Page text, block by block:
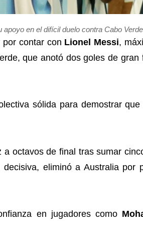
en el difícil duelo contra Cabo
contar con Lionel Messi,
que anotó dos goles de
sólida para demostrar
octavos de final tras sumar
eliminó a Australia por
en jugadores como